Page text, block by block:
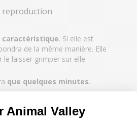
Animal Valley
reproduction
caractéristique. Si elle est
de la même manière. Elle
le laisser grimper sur elle.
que quelques minutes.